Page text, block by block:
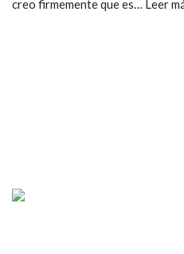
creo firmemente que es… Leer